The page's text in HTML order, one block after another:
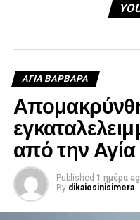
ΑΓΙΑ ΒΑΡΒΑΡΑ
από την
Published 1 ημέρα
By dikaiosinisimera